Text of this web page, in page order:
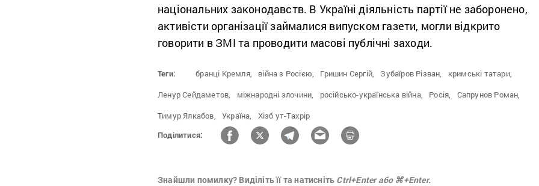
національних законодавств. В Україні діяльність партії не заборонено,
активісти організації займалися випуском газети, могли відкрито
говорити в ЗМІ та проводити масові публічні заходи.
Теги: бранці Кремля, війна з Росією, Гришин Сергій, Зубаїров Різван,
кримські татари,
Ленур Сейдаметов,
міжнародні злочини, російсько-українська війна, Росія,
Сапрунов Роман,
Тимур Ялкабов,
Україна,
Хізб ут-Тахрір
Поділитися:
Знайшли помилку? Виділіть її та натисніть Ctrl+Enter або ⌘+Enter.